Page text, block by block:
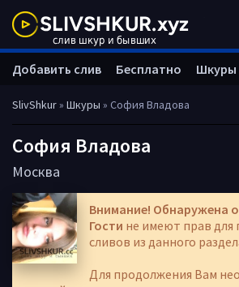
SlivShkur» Шкуры » София Владова
София Владова
Москва
Внимание! Обнаружена
Гости не имеют прав для
сливов из данного
Для продолжения Вам
Добавить слив Бесплатно Шкуры